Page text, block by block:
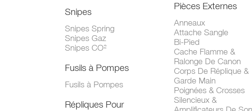
Snipes
Snipes Spring
Snipes Gaz
Snipes CO²
Fusils à Pompes
Fusils à Pompes
Répliques Pour
Pièces Externes
Anneaux
Attache Sangle
Bi-Pied
Cache Flamme &
Ralonge De Canon
Corps De Réplique &
Garde Main
Poignées & Crosses
Silencieux &